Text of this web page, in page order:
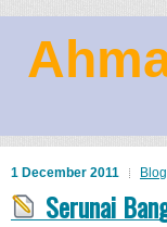
1 December 2011 Blog
Serunai